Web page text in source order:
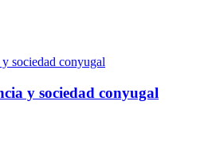
y sociedad conyugal